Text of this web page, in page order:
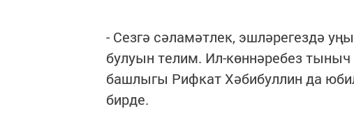
- Сезгә сәламәтлек, эшләрегездә
булуын телим. Ил-көннәребез
башлыгы Рифкат Хәбибуллин да
бирде.